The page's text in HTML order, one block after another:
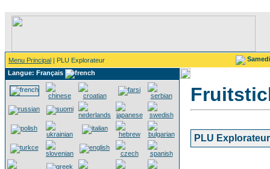
Menu Principal | PLU Explorateur
Langue: Français
PLU Explorateur